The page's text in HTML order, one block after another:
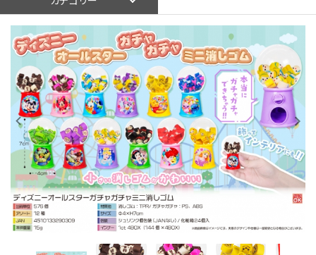
ログイン
入荷スケジュールをチェック
カプセルトイマシン本体
カプセルトイ
販促用空カプセル
レンタル